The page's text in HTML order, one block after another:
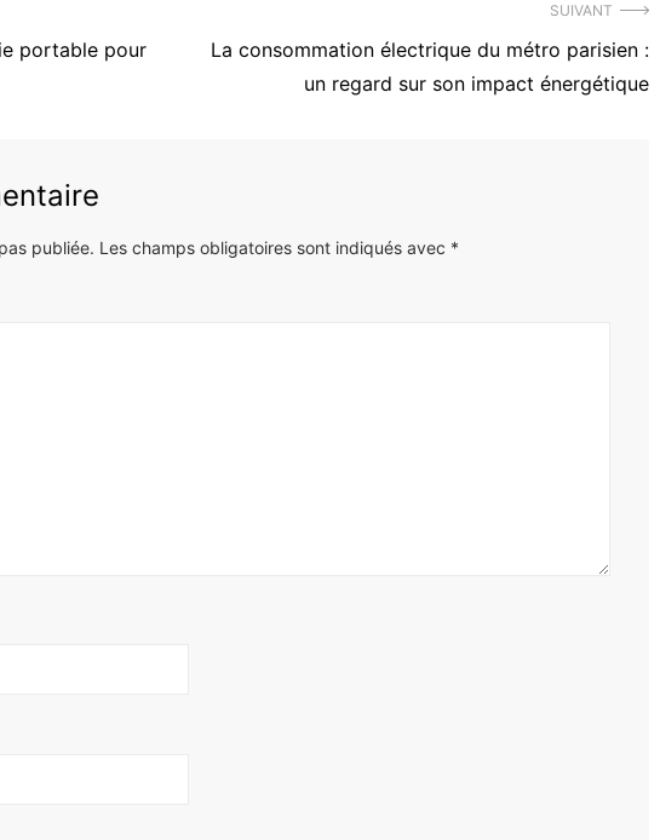
portable pour
SUIVANT
Article
La consommation électrique du métro parisien :
un regard sur son impact énergétique
publiée. Les champs obligatoires sont indiqués avec *